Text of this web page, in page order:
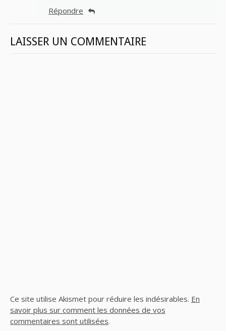
Répondre
LAISSER UN COMMENTAIRE
Ce site utilise Akismet pour réduire les indésirables. En
savoir plus sur comment les données de vos
commentaires sont utilisées.